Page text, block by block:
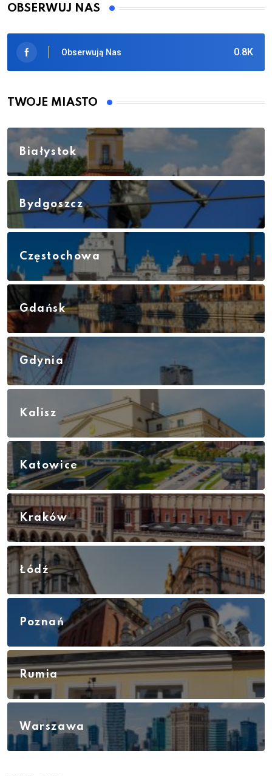
OBSERWUJ NAS
0.8K
Obserwują Nas
TWOJE MIASTO
Białystok
Bydgoszcz
Częstochowa
Gdańsk
Gdynia
Kalisz
Katowice
Kraków
Łódź
Poznań
Rumia
Warszawa